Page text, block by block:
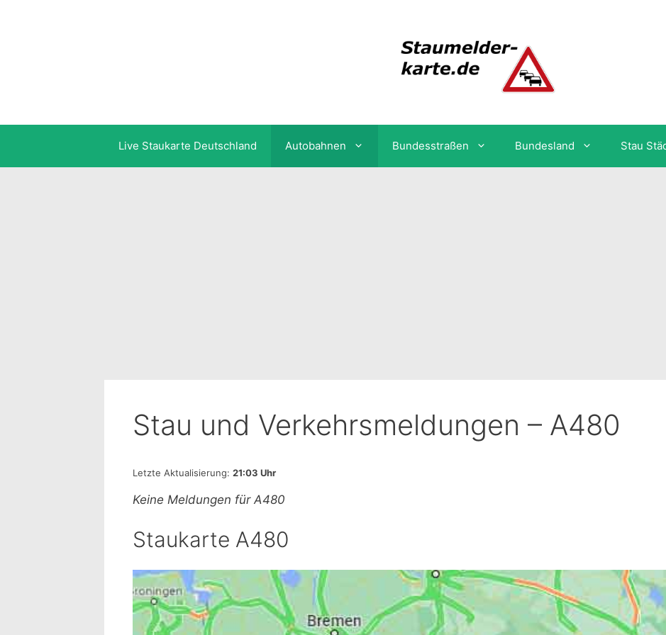
Live Staukarte Deutschland Autobahnen Bundesstraßen Bundesland Stau
Stau und Verkehrsmeldungen – A480
Letzte Aktualisierung: 21:03 Uhr
Keine Meldungen für A480
Staukarte A480